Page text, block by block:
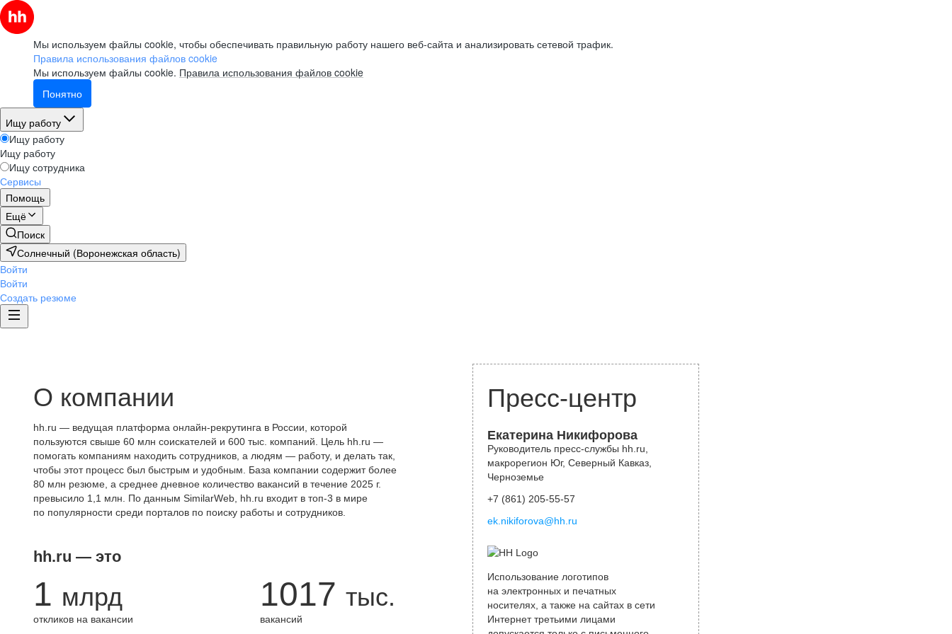
Мы используем файлы cookie, чтобы обеспечивать правильную работу нашего веб-сайта и анализировать сетевой трафик.
Правила использования файлов cookie
Мы используем файлы cookie. Правила использования файлов cookie
Понятно
Ищу работу
Ищу работу
Ищу работу
Ищу сотрудника
Сервисы
Помощь
Ещё
Поиск
Солнечный (Воронежская область)
Войти
Войти
Создать резюме
О компании
hh.ru — ведущая платформа онлайн-рекрутинга в России, которой
пользуются свыше 60 млн соискателей и 600 тыс. компаний. Цель hh.ru —
помогать компаниям находить сотрудников, а людям — работу, и делать так,
чтобы этот процесс был быстрым и удобным. База компании содержит более
80 млн резюме, а среднее дневное количество вакансий в течение 2025 г.
превысило 1,1 млн. По данным SimilarWeb, hh.ru входит в топ-3 в мире
по популярности среди порталов по поиску работы и сотрудников.
hh.ru — это
1 млрд
откликов на вакансии
1017 тыс.
вакансий
Пресс-центр
Екатерина Никифорова
Руководитель пресс-службы hh.ru,
макрорегион Юг, Северный Кавказ,
Черноземье
+7 (861) 205-55-57
ek.nikiforova@hh.ru
Использование логотипов
на электронных и печатных
носителях, а также на сайтах в сети
Интернет третьими лицами